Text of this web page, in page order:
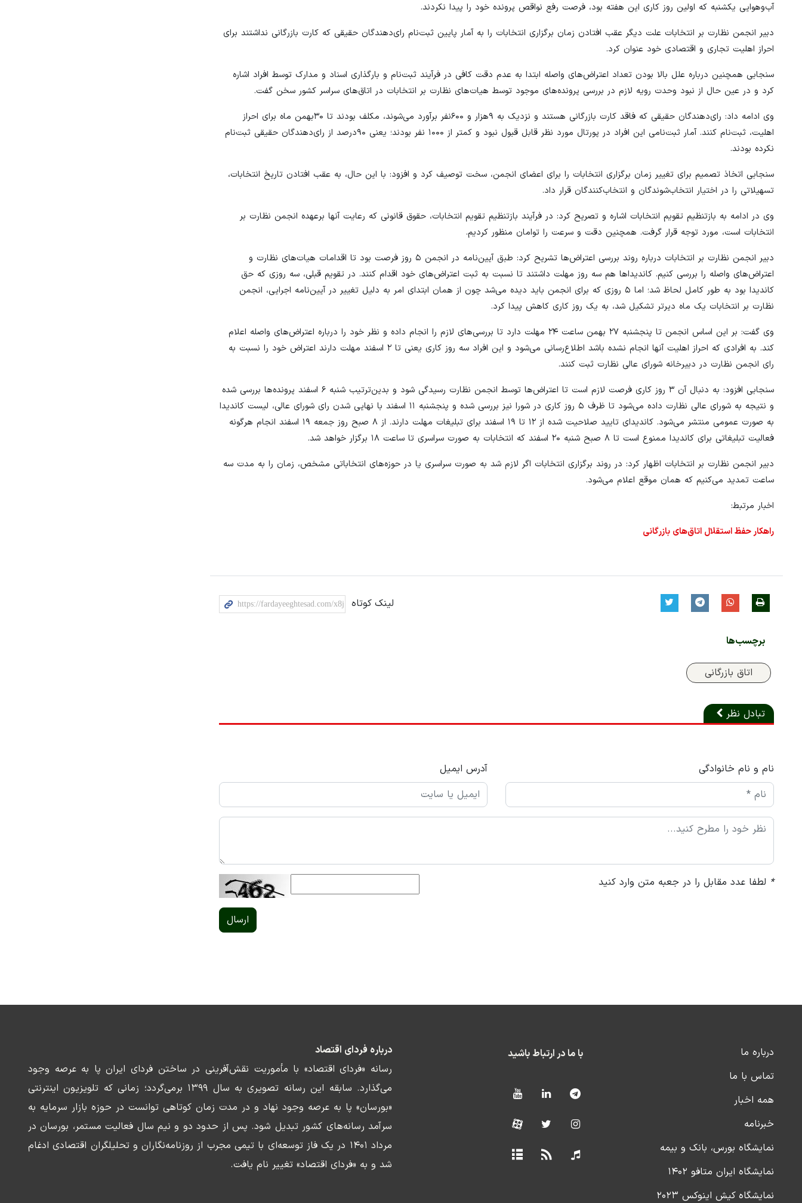
آب‌وهوایی یکشنبه که اولین روز کاری این هفته بود، فرصت رفع نواقص پرونده خود را پیدا نکردند.
دبیر انجمن نظارت بر انتخابات علت دیگر عقب افتادن زمان برگزاری انتخابات را به آمار پایین ثبت‌نام رای‌دهندگان حقیقی که کارت بازرگانی نداشتند برای
احراز اهلیت تجاری و اقتصادی خود عنوان کرد.
سنجابی همچنین درباره علل بالا بودن تعداد اعتراض‌های واصله ابتدا به عدم دقت کافی در فرآیند ثبت‌نام و بارگذاری اسناد و مدارک توسط افراد اشاره
کرد و در عین حال از نبود وحدت رویه لازم در بررسی پرونده‌های موجود توسط هیات‌های نظارت بر انتخابات در اتاق‌های سراسر کشور سخن گفت.
وی ادامه داد: رای‌دهندگان حقیقی که فاقد کارت بازرگانی هستند و نزدیک به ۹هزار و ۶۰۰نفر برآورد می‌شوند، مکلف بودند تا ۳۰بهمن ماه برای احراز
اهلیت، ثبت‌نام کنند. آمار ثبت‌نامی این افراد در پورتال مورد نظر قابل قبول نبود و کمتر از ۱۰۰۰ نفر بودند؛ یعنی ۹۰درصد از رای‌دهندگان حقیقی ثبت‌نام
نکرده بودند.
سنجابی اتخاذ تصمیم برای تغییر زمان برگزاری انتخابات را برای اعضای انجمن، سخت توصیف کرد و افزود: با این حال، به عقب افتادن تاریخ انتخابات،
تسهیلاتی را در اختیار انتخاب‌شوندگان و انتخاب‌کنندگان قرار داد.
وی در ادامه به بازتنظیم تقویم انتخابات اشاره و تصریح کرد: در فرآیند بازتنظیم تقویم انتخابات، حقوق قانونی که رعایت آنها برعهده انجمن نظارت بر
انتخابات است، مورد توجه قرار گرفت. همچنین دقت و سرعت را توامان منظور کردیم.
دبیر انجمن نظارت بر انتخابات درباره روند بررسی اعتراض‌ها تشریح کرد: طبق آیین‌نامه در انجمن ۵ روز فرصت بود تا اقدامات هیات‌های نظارت و
اعتراض‌های واصله را بررسی کنیم. کاندیداها هم سه روز مهلت داشتند تا نسبت به ثبت اعتراض‌های خود اقدام کنند. در تقویم قبلی، سه روزی که حق
کاندیدا بود به طور کامل لحاظ شد؛ اما ۵ روزی که برای انجمن باید دیده می‌شد چون از همان ابتدای امر به دلیل تغییر در آیین‌نامه اجرایی، انجمن
نظارت بر انتخابات یک ماه دیرتر تشکیل شد، به یک روز کاری کاهش پیدا کرد.
وی گفت: بر این اساس انجمن تا پنجشنبه ۲۷ بهمن ساعت ۲۴ مهلت دارد تا بررسی‌های لازم را انجام داده و نظر خود را درباره اعتراض‌های واصله اعلام
کند. به افرادی که احراز اهلیت آنها انجام نشده باشد اطلاع‌رسانی می‌شود و این افراد سه روز کاری یعنی تا ۲ اسفند مهلت دارند اعتراض خود را نسبت به
رای انجمن نظارت در دبیرخانه شورای عالی نظارت ثبت کنند.
سنجابی افزود: به دنبال آن ۳ روز کاری فرصت لازم است تا اعتراض‌ها توسط انجمن نظارت رسیدگی شود و بدین‌ترتیب شنبه ۶ اسفند پرونده‌ها بررسی شده
و نتیجه به شورای عالی نظارت داده می‌شود تا ظرف ۵ روز کاری در شورا نیز بررسی شده و پنجشنبه ۱۱ اسفند با نهایی شدن رای شورای عالی، لیست کاندیدا
به صورت عمومی منتشر می‌شود. کاندیدای تایید صلاحیت شده از ۱۲ تا ۱۹ اسفند برای تبلیغات مهلت دارند. از ۸ صبح روز جمعه ۱۹ اسفند انجام هرگونه
فعالیت تبلیغاتی برای کاندیدا ممنوع است تا ۸ صبح شنبه ۲۰ اسفند که انتخابات به صورت سراسری تا ساعت ۱۸ برگزار خواهد شد.
دبیر انجمن نظارت بر انتخابات اظهار کرد: در روند برگزاری انتخابات اگر لازم شد به صورت سراسری یا در حوزه‌های انتخاباتی مشخص، زمان را به مدت سه
ساعت تمدید می‌کنیم که همان موقع اعلام می‌شود.
اخبار مرتبط:
راهکار حفظ استقلال اتاق‌های بازرگانی
لینک کوتاه
برچسب‌ها
اتاق بازرگانی
تبادل نظر
نام و نام خانوادگی آدرس ایمیل
* لطفا عدد مقابل را در جعبه متن وارد کنید
ارسال
درباره ما
تماس با ما
همه اخبار
خبرنامه
نمایشگاه بورس، بانک و بیمه
نمایشگاه ایران متافو ۱۴۰۲
نمایشگاه کیش اینوکس ۲۰۲۳
با ما در ارتباط باشید
درباره فردای اقتصاد
رسانه «فردای اقتصاد» با مأموریت نقش‌آفرینی در ساختن فردای ایران پا به عرصه وجود
می‌گذارد. سابقه این رسانه تصویری به سال ۱۳۹۹ برمی‌گردد؛ زمانی که تلویزیون اینترنتی
«بورسان» پا به عرصه وجود نهاد و در مدت زمان کوتاهی توانست در حوزه بازار سرمایه به
سرآمد رسانه‌های کشور تبدیل شود. پس از حدود دو و نیم سال فعالیت مستمر، بورسان در
مرداد ۱۴۰۱ در یک فاز توسعه‌ای با تیمی مجرب از روزنامه‌نگاران و تحلیلگران اقتصادی ادغام
شد و به «فردای اقتصاد» تغییر نام یافت.